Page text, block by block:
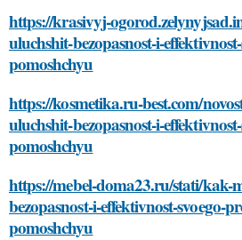
https://krasivyj-
uluchshit-bezopasnost-i-
pomoshchyu
https://kosmetika.ru-best.com/
uluchshit-bezopasnost-i-
pomoshchyu
https://mebel-doma23.ru/stati/kak-
bezopasnost-i-effektivnost-svoego-
pomoshchyu